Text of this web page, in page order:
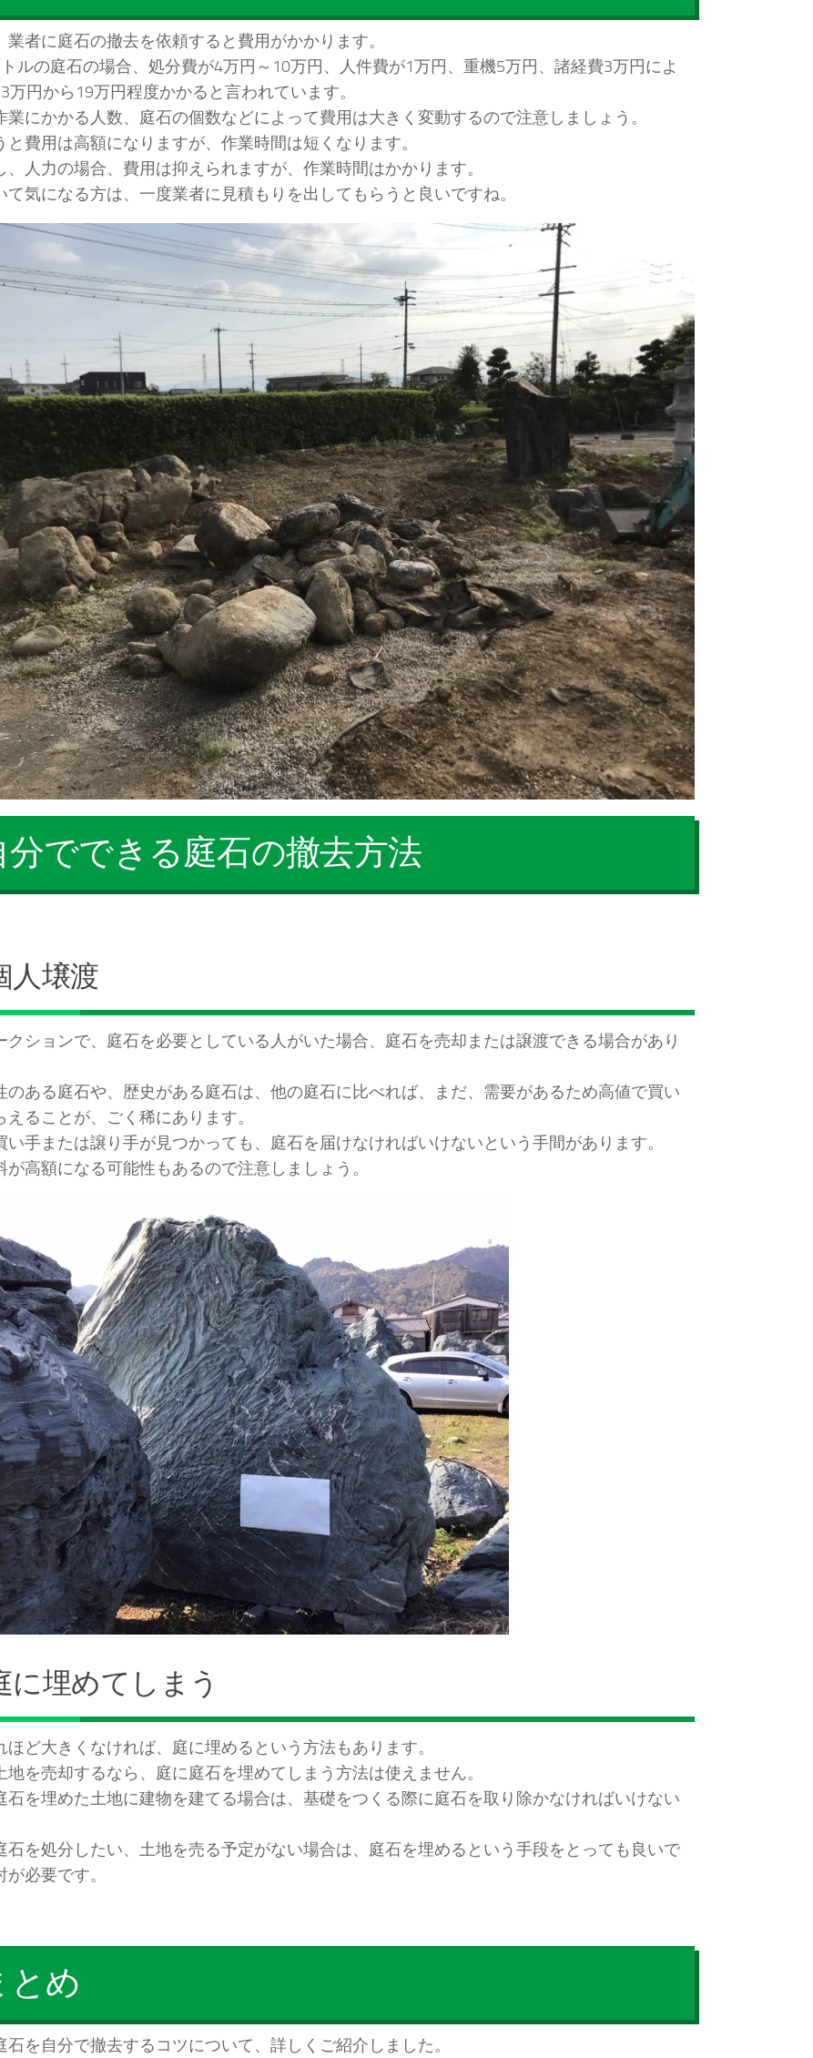
業者に庭石の撤去を依頼すると費用がかかります。
ルの庭石の場合、処分費が4万円～10万円、人件費が1万円、重機5万円、諸経費3万円によ
万円から19万円程度かかると言われています。
業にかかる人数、庭石の個数などによって費用は大きく変動するので注意しましょう。
と費用は高額になりますが、作業時間は短くなります。
、人力の場合、費用は抑えられますが、作業時間はかかります。
て気になる方は、一度業者に見積もりを出してもらうと良いですね。
分でできる庭石の撤去方法
人壌渡
クションで、庭石を必要としている人がいた場合、庭石を売却または譲渡できる場合があり
のある庭石や、歴史がある庭石は、他の庭石に比べれば、まだ、需要があるため高値で買い
えることが、ごく稀にあります。
い手または譲り手が見つかっても、庭石を届けなければいけないという手間があります。
が高額になる可能性もあるので注意しましょう。
に埋めてしまう
ほど大きくなければ、庭に埋めるという方法もあります。
地を売却するなら、庭に庭石を埋めてしまう方法は使えません。
石を埋めた土地に建物を建てる場合は、基礎をつくる際に庭石を取り除かなければいけない
石を処分したい、土地を売る予定がない場合は、庭石を埋めるという手段をとっても良いで
必要です。
とめ
石を自分で撤去するコツについて、詳しくご紹介しました。